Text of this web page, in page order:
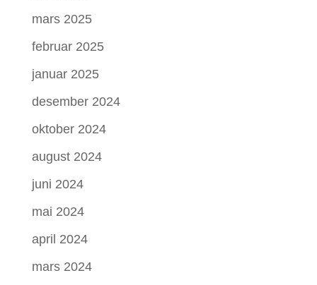
mars 2025
februar 2025
januar 2025
desember 2024
oktober 2024
august 2024
juni 2024
mai 2024
april 2024
mars 2024